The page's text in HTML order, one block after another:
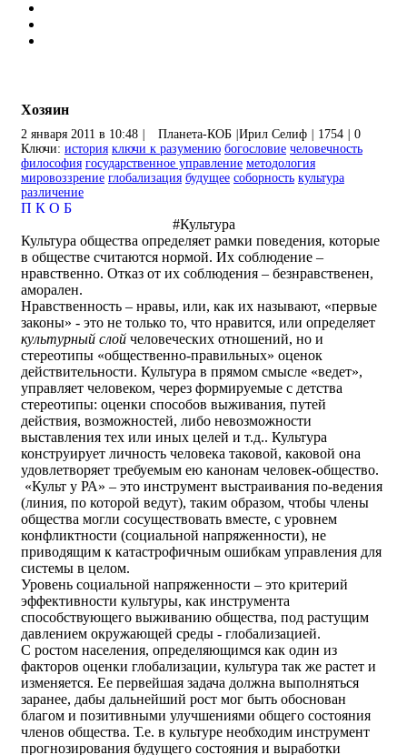
Хозяин
2 января 2011 в 10:48 Планета-КОБ Ирил Селиф 1754
0
Ключи: история ключи к разумению богословие человечность
философия государственное управление методология
мировоззрение глобализация будущее соборность культура
различение
П К О Б
#Культура
Культура общества определяет рамки поведения, которые
в обществе считаются нормой. Их соблюдение –
нравственно. Отказ от их соблюдения – безнравственен,
аморален.
Нравственность – нравы, или, как их называют, «первые
законы» - это не только то, что нравится, или определяет
культурный слой человеческих отношений, но и
стереотипы «общественно-правильных» оценок
действительности. Культура в прямом смысле «ведет»,
управляет человеком, через формируемые с детства
стереотипы: оценки способов выживания, путей
действия, возможностей, либо невозможности
выставления тех или иных целей и т.д.. Культура
конструирует личность человека таковой, каковой она
удовлетворяет требуемым ею канонам человек-общество.
«Культ у РА» – это инструмент выстраивания по-ведения
(линия, по которой ведут), таким образом, чтобы члены
общества могли сосуществовать вместе, с уровнем
конфликтности (социальной напряженности), не
приводящим к катастрофичным ошибкам управления для
системы в целом.
Уровень социальной напряженности – это критерий
эффективности культуры, как инструмента
способствующего выживанию общества, под растущим
давлением окружающей среды - глобализацией.
С ростом населения, определяющимся как один из
факторов оценки глобализации, культура так же растет и
изменяется. Ее первейшая задача должна выполняться
заранее, дабы дальнейший рост мог быть обоснован
благом и позитивными улучшениями общего состояния
членов общества. Т.е. в культуре необходим инструмент
прогнозирования будущего состояния и выработки